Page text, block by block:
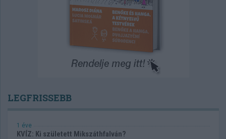
LEGFRISSEBB
1 éve
KVÍZ: Ki született Mikszáthfalván?